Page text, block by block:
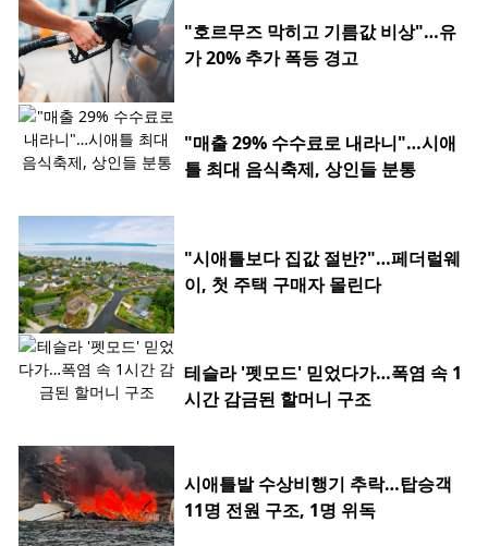
"호르무즈 막히고 기름값 비상"…유
가 20% 추가 폭등 경고
"매출 29% 수수료로 내라니"…시애
틀 최대 음식축제, 상인들 분통
"시애틀보다 집값 절반?"…페더럴웨
이, 첫 주택 구매자 몰린다
테슬라 '펫모드' 믿었다가…폭염 속 1
시간 감금된 할머니 구조
시애틀발 수상비행기 추락…탑승객
11명 전원 구조, 1명 위독